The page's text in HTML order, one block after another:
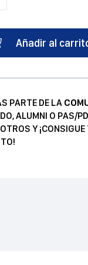
Añadir al
PARTE DE LA
ALUMNI O PAS/
Y ¡CONSIGUE